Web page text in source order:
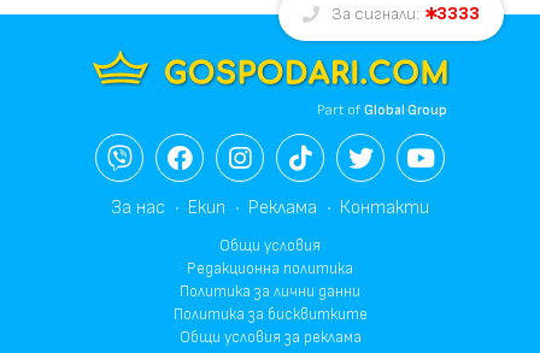
За сигнали: 3333
Part ofGlobal Group
За нас Екип Реклама Контакти
Общи условия
Редакционна политика
Политика за лични данни
Политика за бисквитките
Общи условия за реклама